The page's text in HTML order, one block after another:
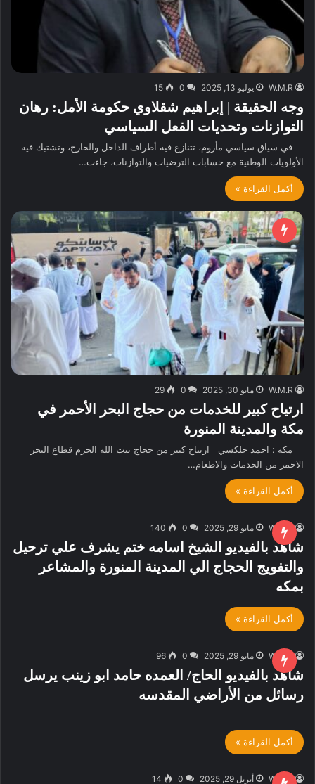
W.M.R يوليو 13, 2025 0
15
وجه الحقيقة | إبراهيم شقلاوي حكومة الأمل: رهان
التوازنات وتحديات الفعل السياسي
في سياق سياسي مأزوم، تتنازع فيه أطراف الداخل والخارج، وتشتبك فيه
الأولويات الوطنية مع حسابات الترضيات والتوازنات، جاءت…
أكمل القراءة »
W.M.R مايو 30, 2025 0
29
ارتياح كبير للخدمات من حجاج البحر الأحمر في
مكة والمدينة المنورة
مكه : احمد جلكسي ارتياح كبير من حجاج بيت الله الحرم قطاع البحر
الاحمر من الخدمات والاطعام…
أكمل القراءة »
W.M.R مايو 29, 2025 0
140
شاهد بالفيديو الشيخ اسامه ختم يشرف علي ترحيل
والتفويج الحجاج الي المدينة المنورة والمشاعر
بمكه
أكمل القراءة »
W.M.R مايو 29, 2025 0
96
شاهد بالفيديو الحاج/ العمده حامد ابو زينب يرسل
رسائل من الأراضي المقدسه
أكمل القراءة »
W.M.R أبريل 29, 2025 0
14